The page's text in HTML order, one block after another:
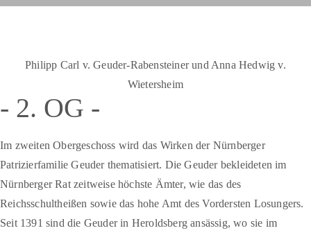
Philipp Carl v. Geuder-Rabensteiner und Anna Hedwig v.
Wietersheim
- 2. OG -
Im zweiten Obergeschoss wird das Wirken der Nürnberger
Patrizierfamilie Geuder thematisiert. Die Geuder bekleideten im
Nürnberger Rat zeitweise höchste Ämter, wie das des
Reichsschultheißen sowie das hohe Amt des Vordersten Losungers.
Seit 1391 sind die Geuder in Heroldsberg ansässig, wo sie im